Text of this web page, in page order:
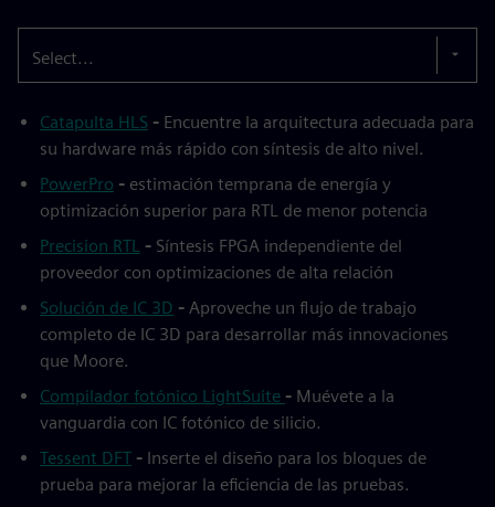
Select...
Catapulta HLS - Encuentre la arquitectura adecuada para
su hardware más rápido con síntesis de alto nivel.
PowerPro - estimación temprana de energía y
optimización superior para RTL de menor potencia
Precision RTL - Síntesis FPGA independiente del
proveedor con optimizaciones de alta relación
Solución de IC 3D - Aproveche un flujo de trabajo
completo de IC 3D para desarrollar más innovaciones
que Moore.
Compilador fotónico LightSuite - Muévete a la
vanguardia con IC fotónico de silicio.
Tessent DFT - Inserte el diseño para los bloques de
prueba para mejorar la eficiencia de las pruebas.